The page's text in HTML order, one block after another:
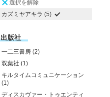
選択を解除
カズミヤアキラ (5)
出版社
一二三書房 (2)
双葉社 (1)
キルタイムコミュニケーション
(1)
ディスカヴァー・トゥエンティ